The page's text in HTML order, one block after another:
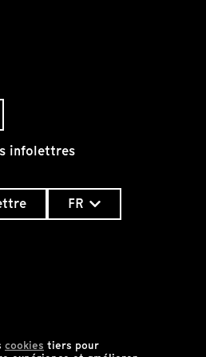
cookies tiers pour
infolettres
FR